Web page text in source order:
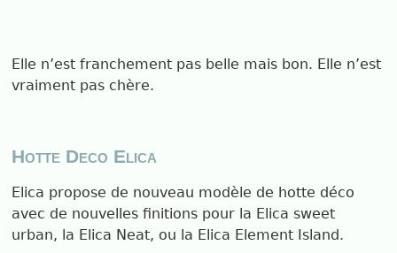
Elle n’est franchement pas belle mais bon. Elle n’est
vraiment pas chère.
Hotte Deco Elica
Elica propose de nouveau modèle de hotte déco
avec de nouvelles finitions pour la Elica sweet
urban, la Elica Neat, ou la Elica Element Island.